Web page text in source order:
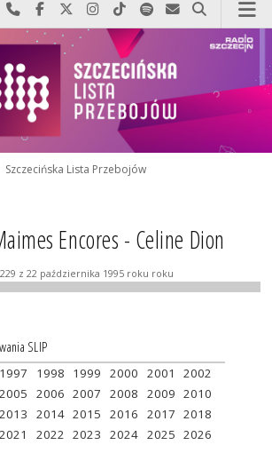
Najlepiej po prostu do nas zadzwoń
Odwiedź nas na Facebook-u
Odwiedź nas na X
Odwiedź nas na Instagram-ie
Odwiedź nas na TikTok-u
Szukaj nas na Spotify
Wyślij do nas
Szukaj
Szczecińska Lista Przebojów
Encores - Celine Dion
z 22 października 1995 roku roku
SLIP
1997 1998 1999 2000 2001
2002
2005 2006 2007 2008 2009 2010
2013 2014 2015 2016 2017 2018
2021 2022 2023 2024 2025 2026